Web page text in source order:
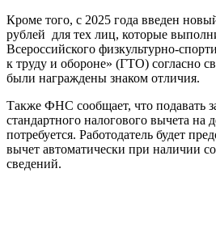
Кроме того, с 2025 года введен
рублей для тех лиц, которые
Всероссийского физкультурно-
к труду и обороне» (ГТО) согласно
были награждены знаком отличия.
Также ФНС сообщает, что подавать
стандартного налогового вычета на
потребуется. Работодатель будет
вычет автоматически при наличии
сведений.